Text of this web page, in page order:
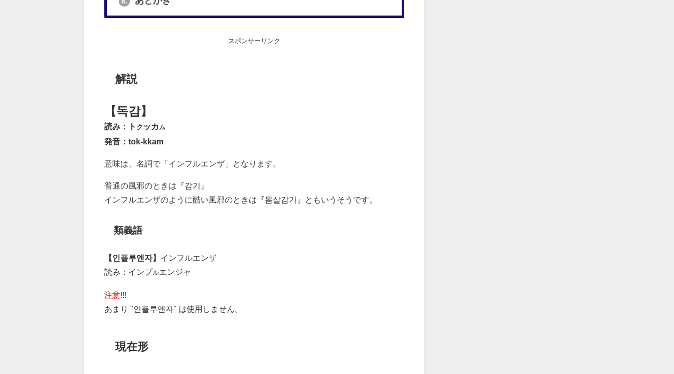
スポンサーリンク
解説
【독감】
読み：ト ク ッカ ム
発音：tok-kkam
意味は、名詞で「インフルエンザ」となります。
普通の風邪のときは『감기』
インフルエンザのように酷い風邪のときは『몸살감기』ともいうそうです。
類義語
【인플루엔자】 インフルエンザ
読み：インプルエンジャ
注意!!!
あまり "인플루엔자" は使用しません。
現在形